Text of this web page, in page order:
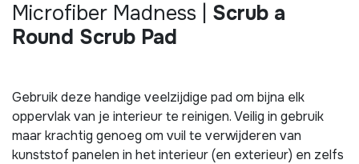
Microfiber Madness | Scrub a
Round Scrub Pad
Gebruik deze handige veelzijdige pad om bijna elk
oppervlak van je interieur te reinigen. Veilig in gebruik
maar krachtig genoeg om vuil te verwijderen van
kunststof panelen in het interieur (en exterieur) en zelfs